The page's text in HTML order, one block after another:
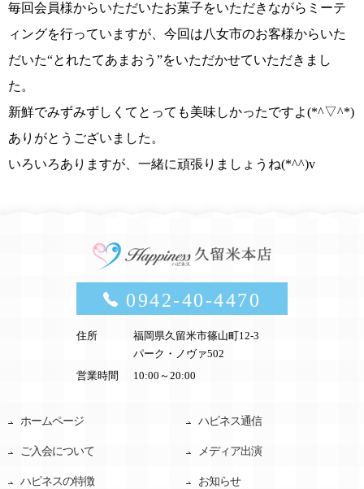
毎回会員様からいただいたお菓子をいただきながらミーテ
ィングを行っていますが、今回は八女市のお客様からいた
だいた“とれたてあまおう”をいただかせていただきまし
た。
新鮮でみずみずしくてとっても美味しかったですよ(*^▽^*)
ありがとうございました。
いろいろありますが、 一緒に頑張りましょうね(*^^)v
0942-40-4470
住所
福岡県久留米市篠山町12-3
パーク・ノヴァ502
営業時間
10:00～20:00
ホームページ
ご入会について
ハピネスの特徴
ハピネス通信
メディア出演
お知らせ